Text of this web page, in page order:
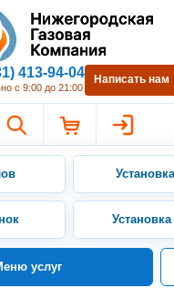
Нижегородская
413-94-04
с 9:00 до 21:00
Написать нам
услуг